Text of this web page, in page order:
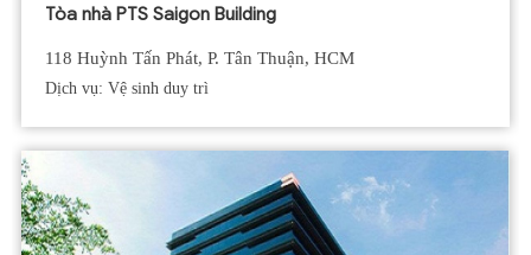
Tòa nhà PTS Saigon Building
118 Huỳnh Tấn Phát, P. Tân Thuận, HCM
Dịch vụ: Vệ sinh duy trì